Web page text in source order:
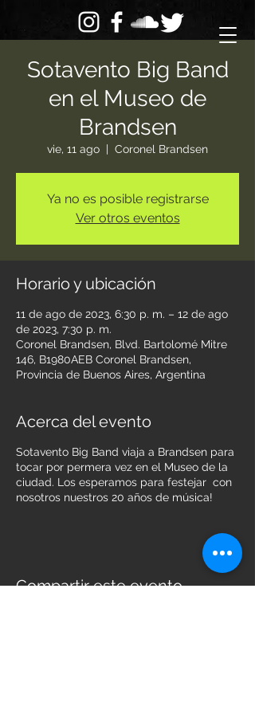
Sotavento Big Band
en el Museo de
Brandsen
vie, 11 ago
  |
Coronel Brandsen
Ya no es posible registrarse
Ver otros eventos
Horario y ubicación
11 de ago de 2023, 6:30 p. m. – 12 de ago
de 2023, 7:30 p. m.
Coronel Brandsen, Blvd. Bartolomé Mitre
146, B1980AEB Coronel Brandsen,
Provincia de Buenos Aires, Argentina
Acerca del evento
Sotavento Big Band viaja a Brandsen para
tocar por permera vez en el Museo de la
ciudad. Los esperamos para festejar con
nosotros nuestros 20 años de música!
Compartir este evento